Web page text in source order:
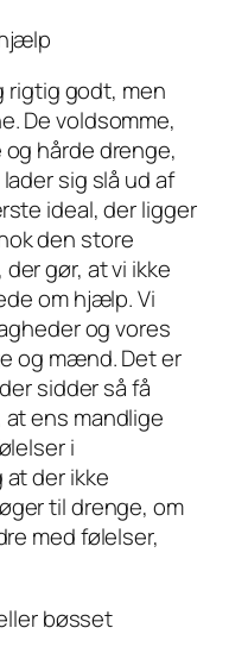
rigtig godt, men
De voldsomme,
hårde drenge,
sig slå ud af
ideal, der ligger
den store
gør, at vi ikke
om hjælp. Vi
og vores
og mænd. Det er
sidder så få
ens mandlige
i
der ikke
til drenge, om
med følelser,
bøsset